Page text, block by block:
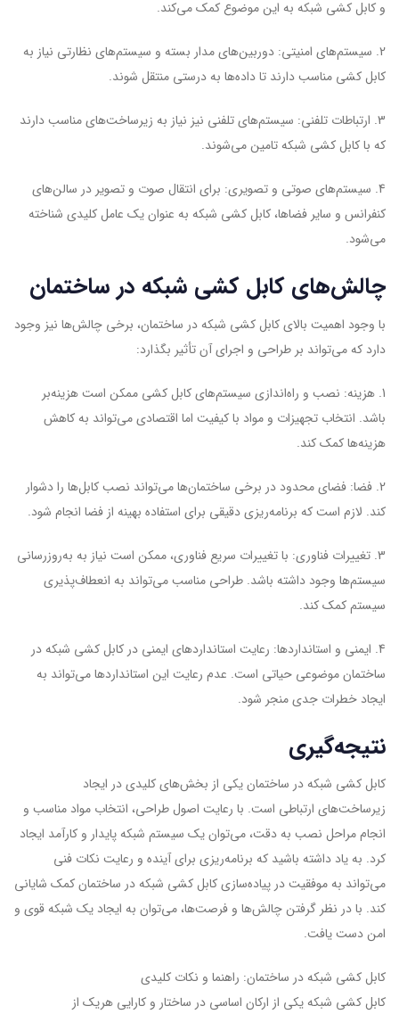
و کابل کشی شبکه به این موضوع کمک می‌کند.
2. سیستم‌های امنیتی: دوربین‌های مدار بسته و سیستم‌های نظارتی نیاز به
کابل کشی مناسب دارند تا داده‌ها به درستی منتقل شوند.
3. ارتباطات تلفنی: سیستم‌های تلفنی نیز نیاز به زیرساخت‌های مناسب دارند
که با کابل کشی شبکه تامین می‌شوند.
4. سیستم‌های صوتی و تصویری: برای انتقال صوت و تصویر در سالن‌های
کنفرانس و سایر فضاها، کابل کشی شبکه به عنوان یک عامل کلیدی شناخته
می‌شود.
چالش‌های کابل کشی شبکه در ساختمان
با وجود اهمیت بالای کابل کشی شبکه در ساختمان، برخی چالش‌ها نیز وجود
دارد که می‌تواند بر طراحی و اجرای آن تأثیر بگذارد:
1. هزینه: نصب و راه‌اندازی سیستم‌های کابل کشی ممکن است هزینه‌بر
باشد. انتخاب تجهیزات و مواد با کیفیت اما اقتصادی می‌تواند به کاهش
هزینه‌ها کمک کند.
2. فضا: فضای محدود در برخی ساختمان‌ها می‌تواند نصب کابل‌ها را دشوار
کند. لازم است که برنامه‌ریزی دقیقی برای استفاده بهینه از فضا انجام شود.
3. تغییرات فناوری: با تغییرات سریع فناوری، ممکن است نیاز به به‌روزرسانی
سیستم‌ها وجود داشته باشد. طراحی مناسب می‌تواند به انعطاف‌پذیری
سیستم کمک کند.
4. ایمنی و استانداردها: رعایت استانداردهای ایمنی در کابل کشی شبکه در
ساختمان موضوعی حیاتی است. عدم رعایت این استانداردها می‌تواند به
ایجاد خطرات جدی منجر شود.
نتیجه‌گیری
کابل کشی شبکه در ساختمان یکی از بخش‌های کلیدی در ایجاد
زیرساخت‌های ارتباطی است. با رعایت اصول طراحی، انتخاب مواد مناسب و
انجام مراحل نصب به دقت، می‌توان یک سیستم شبکه پایدار و کارآمد ایجاد
کرد. به یاد داشته باشید که برنامه‌ریزی برای آینده و رعایت نکات فنی
می‌تواند به موفقیت در پیاده‌سازی کابل کشی شبکه در ساختمان کمک شایانی
کند. با در نظر گرفتن چالش‌ها و فرصت‌ها، می‌توان به ایجاد یک شبکه قوی و
امن دست یافت.
کابل کشی شبکه در ساختمان: راهنما و نکات کلیدی
کابل کشی شبکه یکی از ارکان اساسی در ساختار و کارایی هریک از